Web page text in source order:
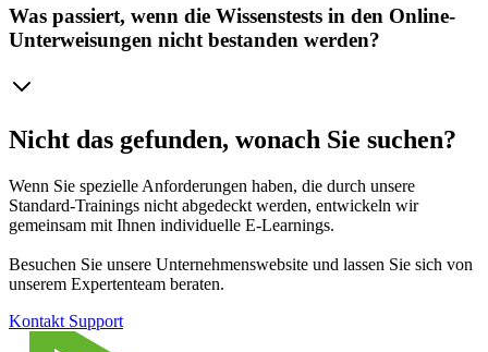
Was passiert, wenn die Wissenstests in den Online-
Unterweisungen nicht bestanden werden?
Nicht das gefunden, wonach Sie suchen?
Wenn Sie spezielle Anforderungen haben, die durch unsere
Standard-Trainings nicht abgedeckt werden, entwickeln wir
gemeinsam mit Ihnen individuelle E-Learnings.
Besuchen Sie unsere Unternehmenswebsite und lassen Sie sich von
unserem Expertenteam beraten.
Kontakt Support